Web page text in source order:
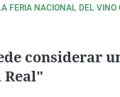
FERIA NACIONAL DEL VINO
considerar
Real"